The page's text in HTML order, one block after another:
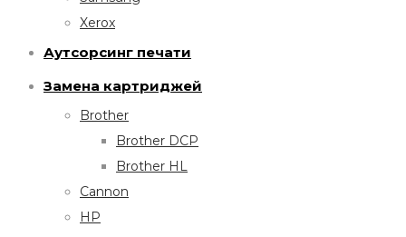
Xerox
Аутсорсинг печати
Замена картриджей
Brother
Brother DCP
Brother HL
Cannon
HP